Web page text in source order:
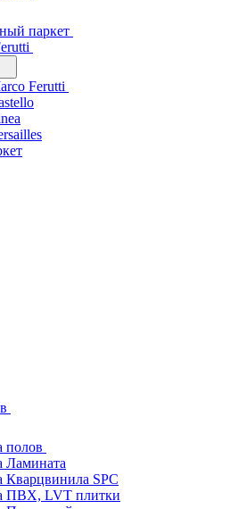
паркет
Ferutti
полов
Ламината
Кварцвинила SPC
ПВХ, LVT плитки